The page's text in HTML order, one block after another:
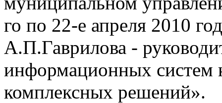
го по 22-е апреля 2010
А.П.Гаврилова -
информационных систем
комплексных решений».